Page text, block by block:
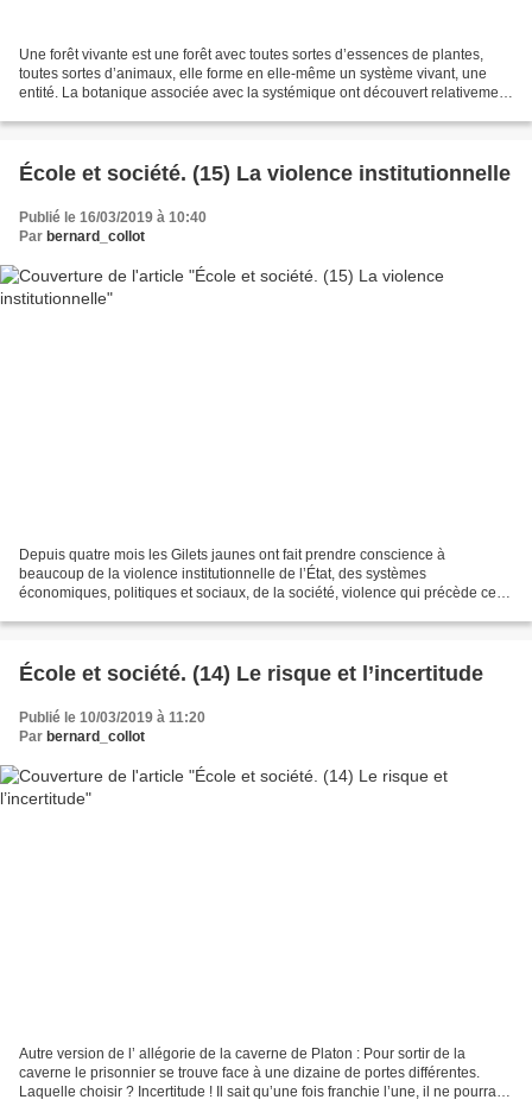
Une forêt vivante est une forêt avec toutes sortes d’essences de plantes,
toutes sortes d’animaux, elle forme en elle-même un système vivant, une
entité. La botanique associée avec la systémique ont découvert relativement
École et société. (15) La violence institutionnelle
Publié le 16/03/2019 à 10:40
Par bernard_collot
Depuis quatre mois les Gilets jaunes ont fait prendre conscience à
beaucoup de la violence institutionnelle de l’État, des systèmes
économiques, politiques et sociaux, de la société, violence qui précède celle
École et société. (14) Le risque et l’incertitude
Publié le 10/03/2019 à 11:20
Par bernard_collot
Autre version de l’ allégorie de la caverne de Platon : Pour sortir de la
caverne le prisonnier se trouve face à une dizaine de portes différentes.
Laquelle choisir ? Incertitude ! Il sait qu’une fois franchie l’une, il ne pourra